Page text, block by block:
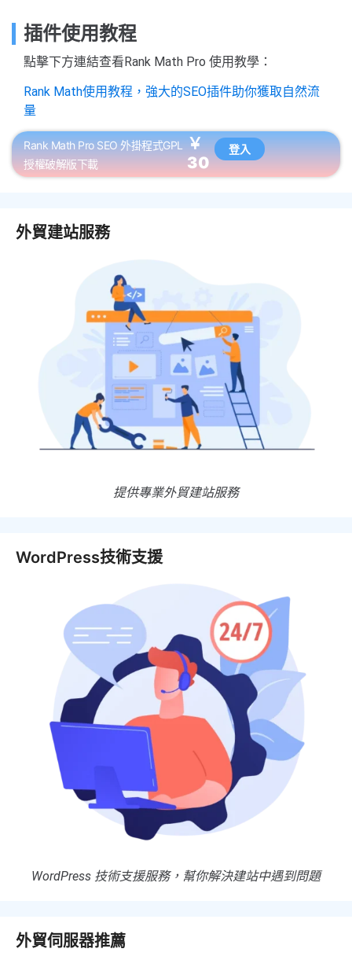
插件使用教程
點擊下方連結查看Rank Math Pro 使用教學：
Rank Math使用教程，強大的SEO插件助你獲取自然流
量
Rank Math Pro SEO 外掛程式GPL
授權破解版下載
￥
30
登入
外貿建站服務
提供專業外貿建站服務
WordPress技術支援
WordPress 技術支援服務，幫你解決建站中遇到問題
外貿伺服器推薦